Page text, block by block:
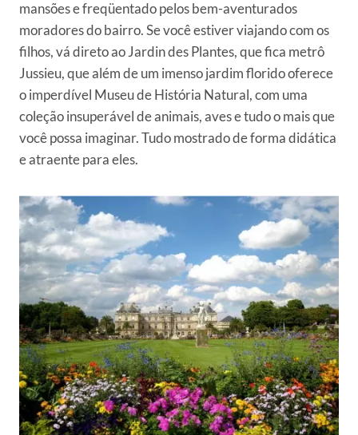
mansões e freqüentado pelos bem-aventurados
moradores do bairro. Se você estiver viajando com os
filhos, vá direto ao Jardin des Plantes, que fica metrô
Jussieu, que além de um imenso jardim florido oferece
o imperdível Museu de História Natural, com uma
coleção insuperável de animais, aves e tudo o mais que
você possa imaginar. Tudo mostrado de forma didática
e atraente para eles.